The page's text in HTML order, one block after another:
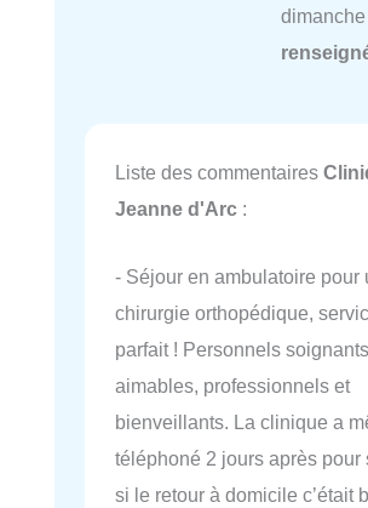
dimanche
Liste des commentaires
Jeanne d'Arc :
- Séjour en ambulatoire pour
chirurgie orthopédique,
parfait ! Personnels soignants
aimables, professionnels et
bienveillants. La clinique a
téléphoné 2 jours après pour
si le retour à domicile c’était